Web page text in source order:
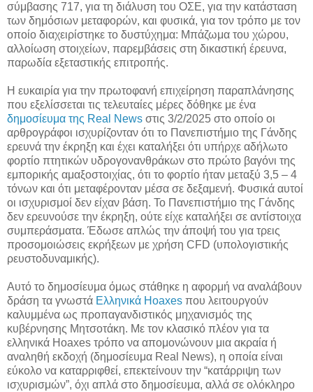
σύμβασης 717, για τη διάλυση του ΟΣΕ, για την κατάσταση
των δημόσιων μεταφορών, και φυσικά, για τον τρόπο με τον
οποίο διαχειρίστηκε το δυστύχημα: Μπάζωμα του χώρου,
αλλοίωση στοιχείων, παρεμβάσεις στη δικαστική έρευνα,
παρωδία εξεταστικής επιτροπής.
Η ευκαιρία για την πρωτοφανή επιχείρηση παραπλάνησης
που εξελίσσεται τις τελευταίες μέρες δόθηκε με ένα
δημοσίευμα της Real News στις 3/2/2025 στο οποίο οι
αρθρογράφοι ισχυρίζονταν ότι το Πανεπιστήμιο της Γάνδης
ερευνά την έκρηξη και έχει καταλήξει ότι υπήρχε αδήλωτο
φορτίο πτητικών υδρογονανθράκων στο πρώτο βαγόνι της
εμπορικής αμαξοστοιχίας, ότι το φορτίο ήταν μεταξύ 3,5 – 4
τόνων και ότι μεταφέρονταν μέσα σε δεξαμενή. Φυσικά αυτοί
οι ισχυρισμοί δεν είχαν βάση. Το Πανεπιστήμιο της Γάνδης
δεν ερευνούσε την έκρηξη, ούτε είχε καταλήξει σε αντίστοιχα
συμπεράσματα. Έδωσε απλώς την άποψή του για τρεις
προσομοιώσεις εκρήξεων με χρήση CFD (υπολογιστικής
ρευστοδυναμικής).
Αυτό το δημοσίευμα όμως στάθηκε η αφορμή να αναλάβουν
δράση τα γνωστά Ελληνικά Hoaxes που λειτουργούν
καλυμμένα ως προπαγανδιστικός μηχανισμός της
κυβέρνησης Μητσοτάκη. Με τον κλασικό πλέον για τα
ελληνικά Hoaxes τρόπο να απομονώνουν μια ακραία ή
αναληθή εκδοχή (δημοσίευμα Real News), η οποία είναι
εύκολο να καταρριφθεί, επεκτείνουν την “κατάρριψη των
ισχυρισμών”, όχι απλά στο δημοσίευμα, αλλά σε ολόκληρο